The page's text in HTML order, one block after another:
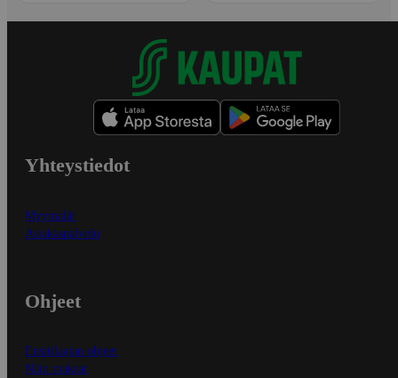
Yhteystiedot
Myymälät
Asiakaspalvelu
Ohjeet
Ensitilaajan ohjeet
Näin maksat